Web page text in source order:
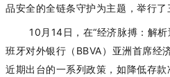
品安全的全链条守护为主题，举行了
10月14日，在“经济脉搏：解
班牙对外银行（BBVA）亚洲首席经
近期出台的一系列政策，如降低存